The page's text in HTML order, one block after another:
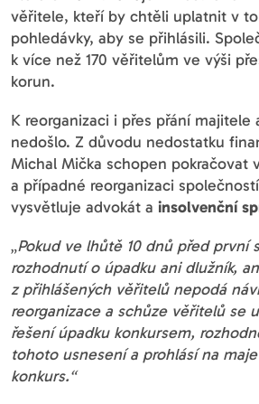
věřitele, kteří by chtěli uplatnit v
pohledávky, aby se přihlásili.
k více než 170 věřitelům ve výši
korun.
K reorganizaci i přes přání majitele
nedošlo. Z důvodu nedostatku
Michal Mička schopen pokračovat
a případné reorganizaci
vysvětluje advokát a insolvenční
„Pokud ve lhůtě 10 dnů před první
rozhodnutí o úpadku ani dlužník,
z přihlášených věřitelů nepodá
reorganizace a schůze věřitelů se
řešení úpadku konkursem,
tohoto usnesení a prohlásí na
konkurs.“